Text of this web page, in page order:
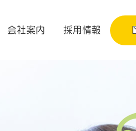
会社案内 採用情報